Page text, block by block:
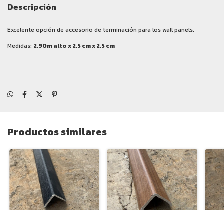
Descripción
Excelente opción de accesorio de terminación para los wall panels.
Medidas: 2,90m alto x 2,5 cm x 2,5 cm
Productos similares